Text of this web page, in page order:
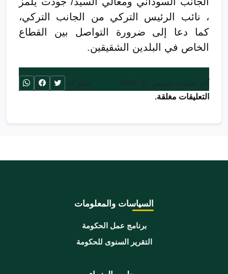
، نائب الرئيس التركي من الجانب التركي،
كما دعا إلى ضرورة التواصل بين القطاع
الخاص في البلدين الشقيقين.
التعليقات مغلقة.
السياسات والمعلومات
برنامج عمل الحكومة
التقرير السنوى للحكومة